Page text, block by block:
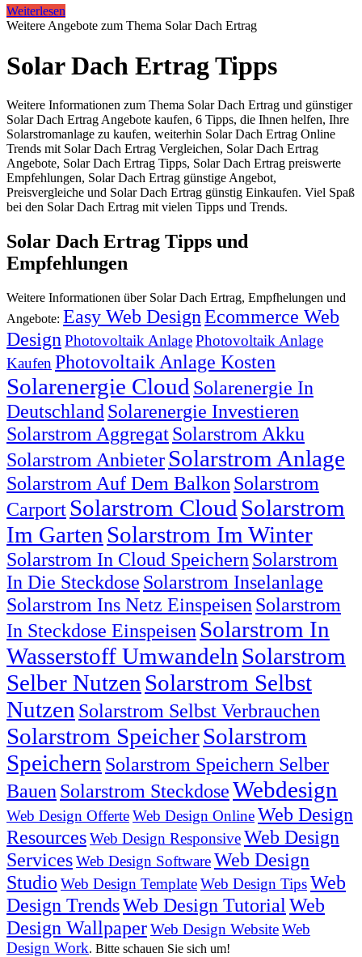
Weiterlesen
Weitere Angebote zum Thema Solar Dach Ertrag
Solar Dach Ertrag Tipps
Weitere Informationen zum Thema Solar Dach Ertrag und günstiger
Solar Dach Ertrag Angebote kaufen, 6 Tipps, die Ihnen helfen, Ihre
Solarstromanlage zu kaufen, weiterhin Solar Dach Ertrag Online
Trends mit Solar Dach Ertrag Vergleichen, Solar Dach Ertrag
Angebote, Solar Dach Ertrag Tipps, Solar Dach Ertrag preiswerte
Empfehlungen, Solar Dach Ertrag günstige Angebot,
Preisvergleiche und Solar Dach Ertrag günstig Einkaufen. Viel Spaß
bei den Solar Dach Ertrag mit vielen Tipps und Trends.
Solar Dach Ertrag Tipps und
Empfehlungen
Weitere Informationen über Solar Dach Ertrag, Empfhelungen und
Angebote: Easy Web DesignEcommerce Web
Design Photovoltaik AnlagePhotovoltaik Anlage
Kaufen Photovoltaik Anlage Kosten
Solarenergie Cloud Solarenergie In
Deutschland Solarenergie Investieren
Solarstrom AggregatSolarstrom Akku
Solarstrom Anbieter Solarstrom Anlage
Solarstrom Auf Dem Balkon Solarstrom
Carport Solarstrom Cloud Solarstrom
Im Garten Solarstrom Im Winter
Solarstrom In Cloud Speichern Solarstrom
In Die Steckdose Solarstrom Inselanlage
Solarstrom Ins Netz Einspeisen Solarstrom
In Steckdose Einspeisen Solarstrom In
Wasserstoff Umwandeln Solarstrom
Selber Nutzen Solarstrom Selbst
Nutzen Solarstrom Selbst Verbrauchen
Solarstrom SpeicherSolarstrom
Speichern Solarstrom Speichern Selber
Bauen Solarstrom SteckdoseWebdesign
Web Design OfferteWeb Design OnlineWeb Design
ResourcesWeb Design ResponsiveWeb Design
ServicesWeb Design SoftwareWeb Design
Studio Web Design TemplateWeb Design TipsWeb
Design TrendsWeb Design Tutorial Web
Design WallpaperWeb Design WebsiteWeb
Design Work. Bitte schauen Sie sich um!